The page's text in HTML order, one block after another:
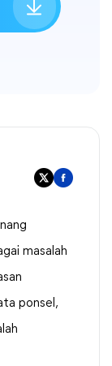
masalah
ponsel,